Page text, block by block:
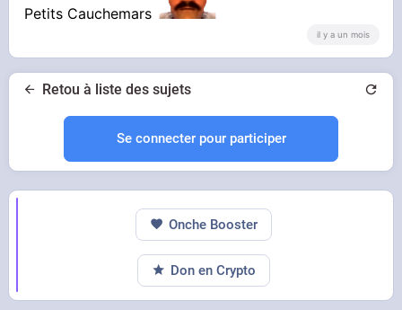
Petits Cauchemars
il y a un mois
Retou à liste des sujets
Se connecter pour participer
Onche Booster
Don en Crypto